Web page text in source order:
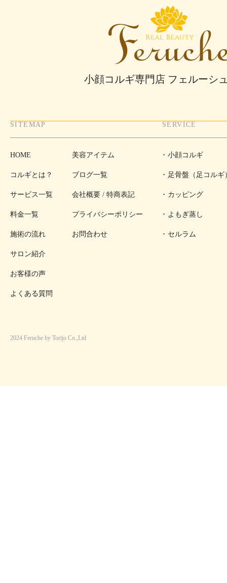
小顔コルギ専門店 フェルーシ
SITEMAP
HOME
コルギとは？
サービス一覧
料金一覧
施術の流れ
サロン紹介
お客様の声
よくある質問
美容アイテム
ブログ一覧
会社概要 / 特商表記
プライバシーポリシー
お問合わせ
SERVICE
小顔コルギ
足骨盤（足コルギ
カッピング
よもぎ蒸し
セルラム
2024 Feruche by Torijo Co.,Ltd